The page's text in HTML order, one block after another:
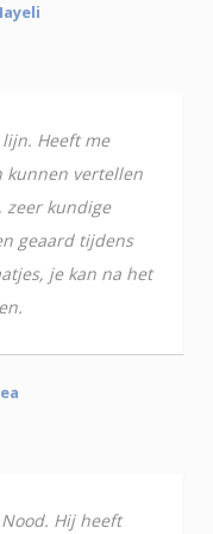
Heeft me
kunnen vertellen
zeer kundige
geaard tijdens
je kan na het
Hij heeft